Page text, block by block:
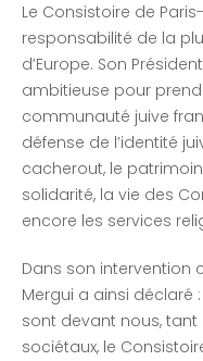
Le Consistoire de
responsabilité de la
d’Europe. Son
ambitieuse pour
communauté juive
défense de l’identité
cacherout, le
solidarité, la vie des
encore les services
Dans son intervention
Mergui a ainsi déclaré
sont devant nous,
sociétaux, le